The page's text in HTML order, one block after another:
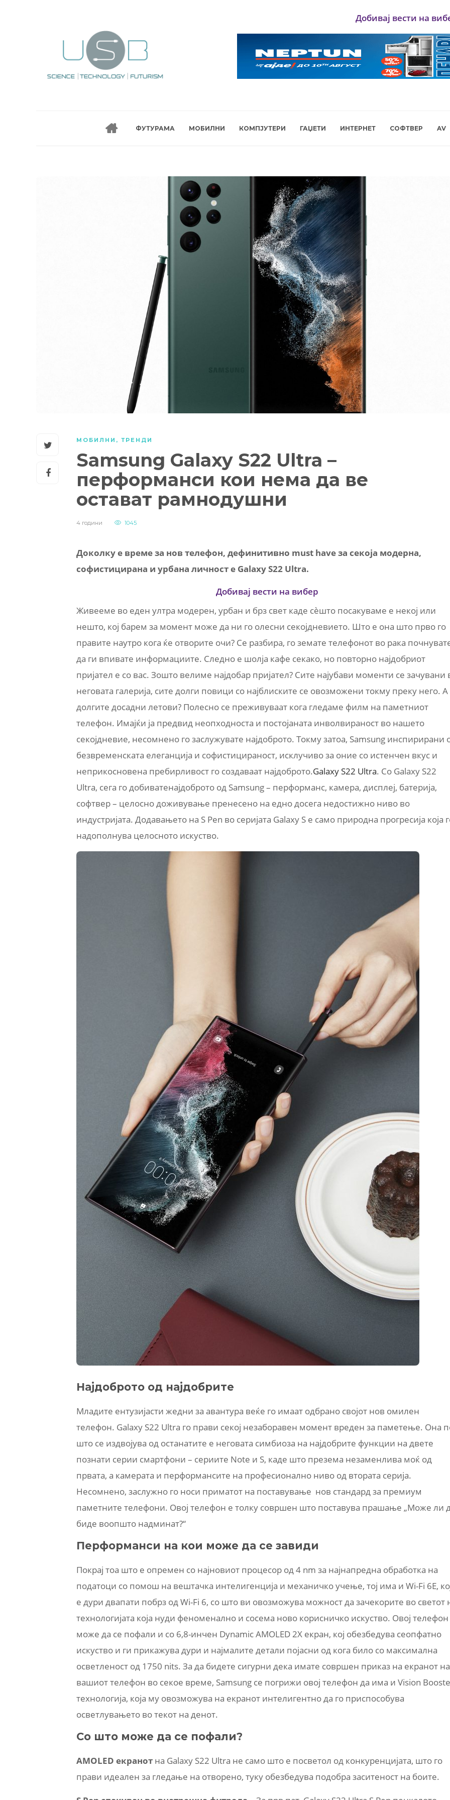
Добивај вести на
ФУТУРАМА МОБИЛНИ КОМПЈУТЕРИ ГАЏЕТИ ИНТЕРНЕТ СОФТВЕР AV
МОБИЛНИ , ТРЕНДИ
Samsung Galaxy S22 Ultra –
перформанси кои нема да ве
остават рамнодушни
4 години 1045
Доколку е време за нов телефон, дефинитивно must have за секоја модерна,
софистицирана и урбана личност е Galaxy S22 Ultra.
Добивај вести на вибер
Живееме во еден ултра модерен, урбан и брз свет каде сèшто посакуваме е некој или
нешто, кој барем за момент може да ни го олесни секојдневието. Што е она што прво го
правите наутро кога ќе отворите очи? Се разбира, го земате телефонот во рака
да ги впивате информациите. Следно е шолја кафе секако, но повторно најдобриот
пријател е со вас. Зошто велиме најдобар пријател? Сите најубави моменти се зачувани
неговата галерија, сите долги повици со најблиските се овозможени токму преку него. А
долгите досадни летови? Полесно се преживуваат кога гледаме филм на паметниот
телефон. Имајќи ја предвид неопходноста и постојаната инволвираност во нашето
секојдневие, несомнено го заслужувате најдоброто. Токму затоа, Samsung инспирирани
безвременската елеганција и софистицираност, исклучиво за оние со истенчен вкус и
неприкосновена пребирливост го создаваат најдоброто.GalaxyS22 Ultra. Со Galaxy S22
Ultra, сега го добиватенајдоброто од Samsung – перформанс, камера, дисплеј, батерија,
софтвер – целосно доживување пренесено на едно досега недостижно ниво во
индустријата. Додавањето на S Pen во серијата Galaxy S е само природна прогресија која
надополнува целосното искуство.
Најдоброто од најдобрите
Младите ентузијасти жедни за авантура веќе го имаат одбрано својот нов омилен
телефон. Galaxy S22 Ultra го прави секој незаборавен момент вреден за паметење. Она
што се издвојува од останатите е неговата симбиоза на најдобрите функции на двете
познати серии смартфони – сериите Note и S, каде што презема незаменлива моќ од
првата, а камерата и перформансите на професионално ниво од втората серија.
Несомнено, заслужно го носи приматот на поставување нов стандард за премиум
паметните телефони. Овој телефон е толку совршен што поставува прашање „Може ли
биде воопшто надминат?“
Перформанси на кои може да се завиди
Покрај тоа што е опремен со најновиот процесор од 4 nm за најнапредна обработка на
податоци со помош на вештачка интелигенција и механичко учење, тој има и Wi-Fi 6E,
е дури двапати побрз од Wi-Fi 6, со што ви овозможува можност да зачекорите во светот
технологијата која нуди феноменално и сосема ново корисничко искуство. Овој телефон
може да се пофали и со 6,8-инчен Dynamic AMOLED 2X екран, кој обезбедува сеопфатно
искуство и ги прикажува дури и најмалите детали појасни од кога било со максимална
осветленост од 1750 nits. За да бидете сигурни дека имате совршен приказ на екранот на
вашиот телефон во секое време, Samsung се погрижи овој телефон да има и Vision
технологија, која му овозможува на екранот интелигентно да го приспособува
осветлувањето во текот на денот.
Со што може да се пофали?
AMOLED екранот на Galaxy S22 Ultra не само што е посветол од конкуренцијата, што го
прави идеален за гледање на отворено, туку обезбедува подобра заситеност на боите.